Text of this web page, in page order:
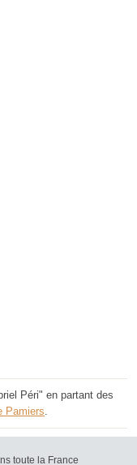
Péri" en partant des
Pamiers
toute la France